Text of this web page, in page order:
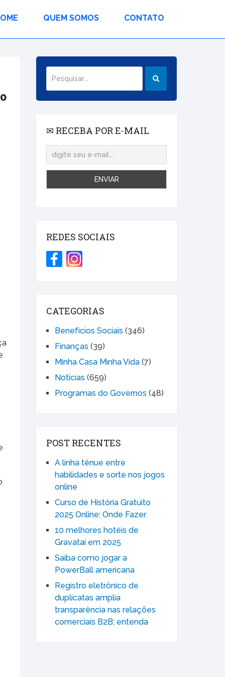
QUEM SOMOS CONTATO
✉ RECEBA POR E-MAIL
REDES SOCIAIS
CATEGORIAS
Benefícios Sociais (346)
Finanças (39)
Minha Casa Minha Vida (7)
Notícias (659)
Programas do Governos (48)
POST RECENTES
A linha tênue entre
habilidades e sorte nos jogos
online
Curso de História Gratuito
2025 Online: Onde Fazer
10 melhores hotéis de
Gravataí em 2025
Saiba como jogar a
PowerBall americana
Registro eletrônico de
duplicatas amplia
transparência nas relações
comerciais B2B; entenda